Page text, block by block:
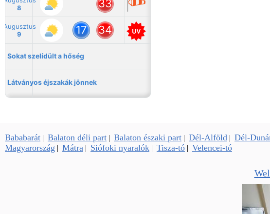
Bababarát | Balaton déli part | Balaton északi part | Dél-Alföld | Dél-
Magyarország | Mátra | Siófoki nyaralók | Tisza-tó | Velencei-tó